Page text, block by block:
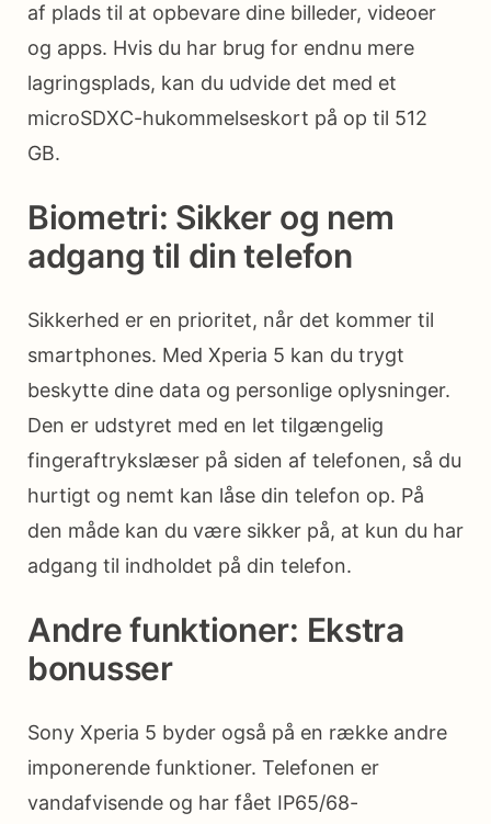
af plads til at opbevare dine billeder, videoer
og apps. Hvis du har brug for endnu mere
lagringsplads, kan du udvide det med et
microSDXC-hukommelseskort på op til 512
GB.
Biometri: Sikker og nem
adgang til din telefon
Sikkerhed er en prioritet, når det kommer til
smartphones. Med Xperia 5 kan du trygt
beskytte dine data og personlige oplysninger.
Den er udstyret med en let tilgængelig
fingeraftrykslæser på siden af telefonen, så du
hurtigt og nemt kan låse din telefon op. På
den måde kan du være sikker på, at kun du har
adgang til indholdet på din telefon.
Andre funktioner: Ekstra
bonusser
Sony Xperia 5 byder også på en række andre
imponerende funktioner. Telefonen er
vandafvisende og har fået IP65/68-